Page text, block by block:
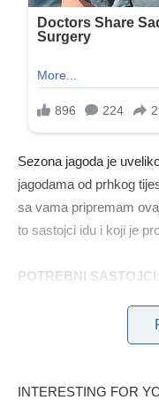
Sezona jagoda je
jagodama od prhkog
sa vama pripremam
to sastojci idu i koji je
POTREBNI SASTOJCI:
Za pripremu tijesta: Za
zapremine 200 ml.
Potrebni sastojci